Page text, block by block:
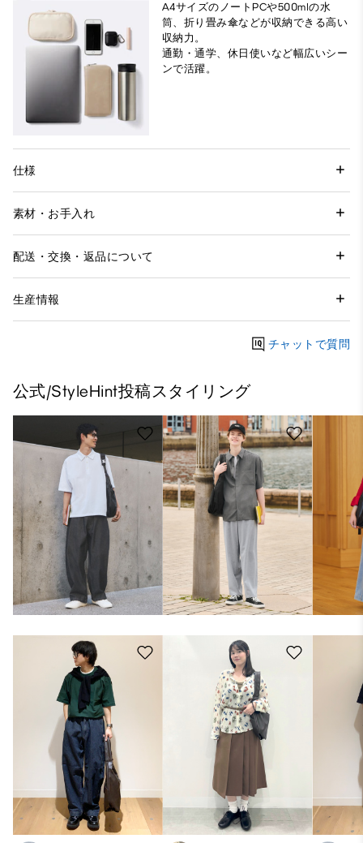
A4サイズのノートPCや500mlの水
筒、折り畳み傘などが収納できる高い
収納力。
通勤・通学、休日使いなど幅広いシー
ンで活躍。
仕様
素材・お手入れ
配送・交換・返品について
生産情報
チャットで質問
公式/StyleHint投稿スタイリング